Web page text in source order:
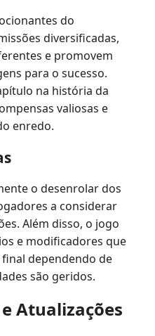
do
diversificadas,
e promovem
para o sucesso.
na história da
valiosas e
enredo.
o desenrolar dos
a considerar
Além disso, o jogo
e modificadores que
dependendo de
são geridos.
Atualizações